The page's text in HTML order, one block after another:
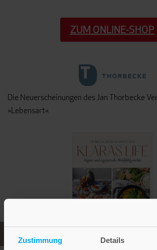
Zustimmung Details
ZUM ONLINE-SHOP
Die Neuerscheinungen des Jan Thorbecke
»Lebensart«